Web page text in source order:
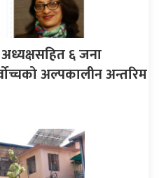
६ जना
अल्पकालीन अन्तरिम